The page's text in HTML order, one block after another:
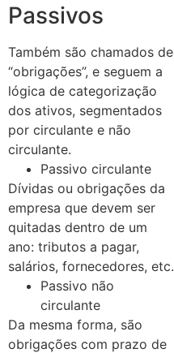
Passivos
Também são chamados de
“obrigações”, e seguem a
lógica de categorização
dos ativos, segmentados
por circulante e não
circulante.
Passivo circulante
Dívidas ou obrigações da
empresa que devem ser
quitadas dentro de um
ano: tributos a pagar,
salários, fornecedores, etc.
Passivo não
circulante
Da mesma forma, são
obrigações com prazo de